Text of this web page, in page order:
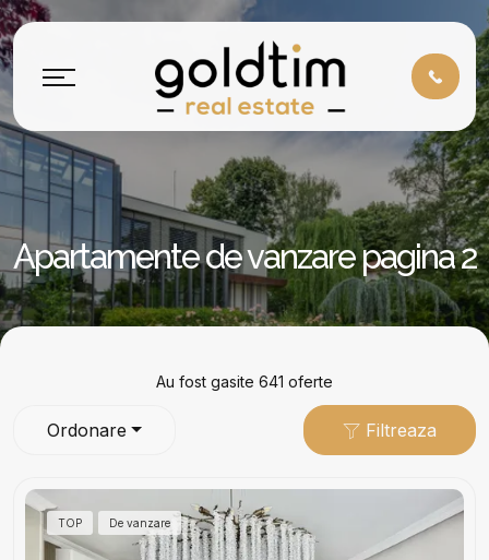
Apartamente de vanzare pagina 2
Au fost gasite 641 oferte
Ordonare Filtreaza
TOP De vanzare